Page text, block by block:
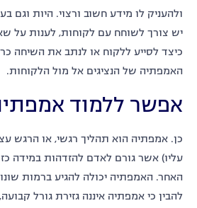
ולהעניק לו מידע חשוב ורצוי. היות וגם
יש צורך לשוחח עם לקוחות, לענות על
כיצד לסייע ללקוח או לנתב את השיחה
האמפתיה של הנציגים אל מול הלקוחות.
אפשר ללמוד
כן. אמפתיה הוא תהליך רגשי, או הרגש
עליו) אשר גורם לאדם להזדהות במידה
האחר. האמפתיה יכולה להגיע ברמות
להבין כי אמפתיה איננה גזירת גורל